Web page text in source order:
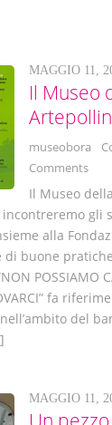
MAGGIO 11,
Il Museo
museobora
Comments
Il Museo
gli
alla
buone
POSSIAMO
fa
del
MAGGIO 11,